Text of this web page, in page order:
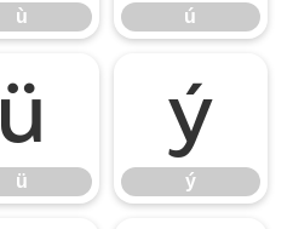
ù ú
ü
ü
ý
ý